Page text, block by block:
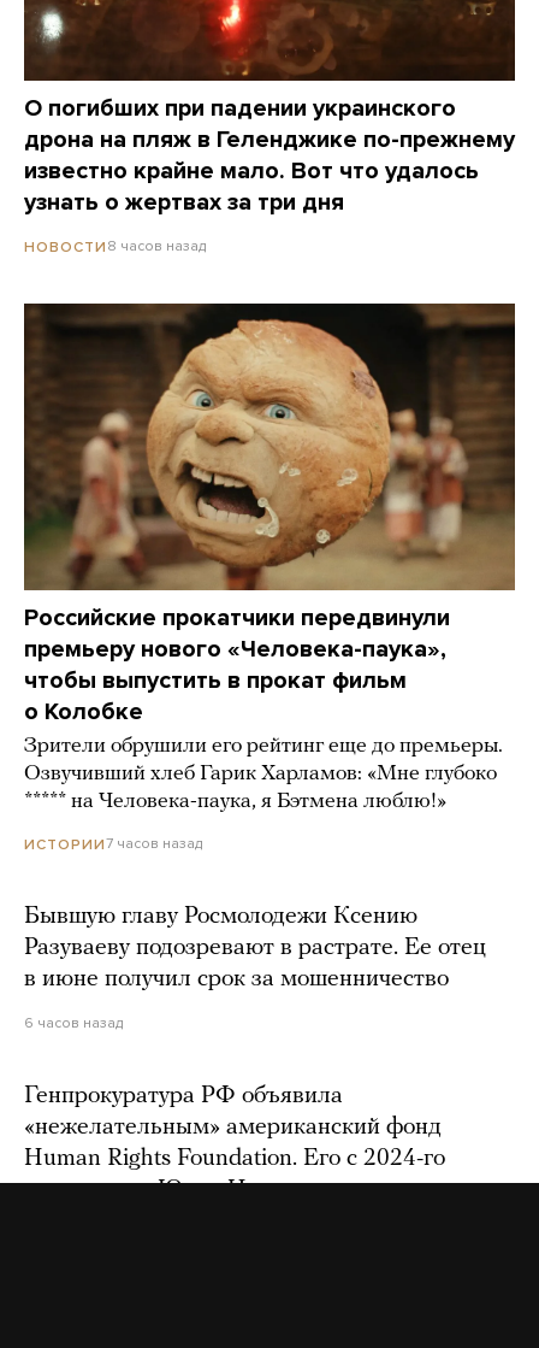
О погибших при падении украинского
дрона на пляж в Геленджике по-прежнему
известно крайне мало. Вот что удалось
узнать о жертвах за три дня
НОВОСТИ 8 часов назад
Российские прокатчики передвинули
премьеру нового «Человека-паука»,
чтобы выпустить в прокат фильм
о Колобке
Зрители обрушили его рейтинг еще до премьеры.
Озвучивший хлеб Гарик Харламов: «Мне глубоко
***** на Человека-паука, я Бэтмена люблю!»
ИСТОРИИ7 часов назад
Бывшую главу Росмолодежи Ксению
Разуваеву подозревают в растрате. Ее отец
в июне получил срок за мошенничество
6 часов назад
Генпрокуратура РФ объявила
«нежелательным» американский фонд
Human Rights Foundation. Его с 2024-го
возглавляет Юлия Навальная